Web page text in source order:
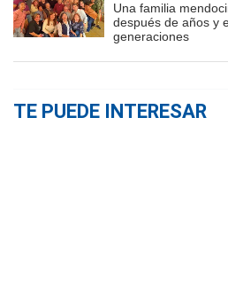
Una familia
después de años y
generaciones
TE PUEDE INTERESAR